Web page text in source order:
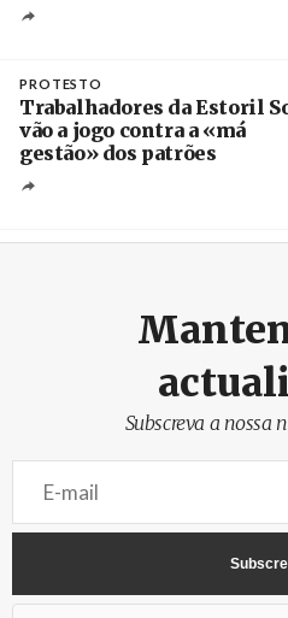
PROTESTO
Trabalhadores da Estoril
vão a jogo contra a «má
gestão» dos patrões
Subscreva a nossa